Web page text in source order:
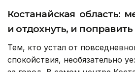
Костанайская область:
и отдохнуть, и
Тем, кто устал от
спокойствия, необязательно